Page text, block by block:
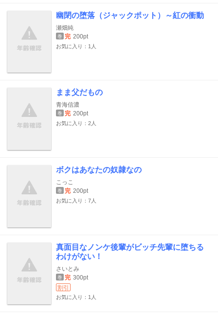
幽閉の堕落（ジャックポット）～紅の衝動
瀬畑純
巻 完 200pt
お気に入り：1人
まま父だもの
青海信濃
巻 完 200pt
お気に入り：2人
ボクはあなたの奴隷なの
こっこ
巻 完 200pt
お気に入り：7人
真面目なノンケ後輩がビッチ先輩に堕ちる
わけがない！
さいとみ
巻 完 300pt
割引
お気に入り：1人